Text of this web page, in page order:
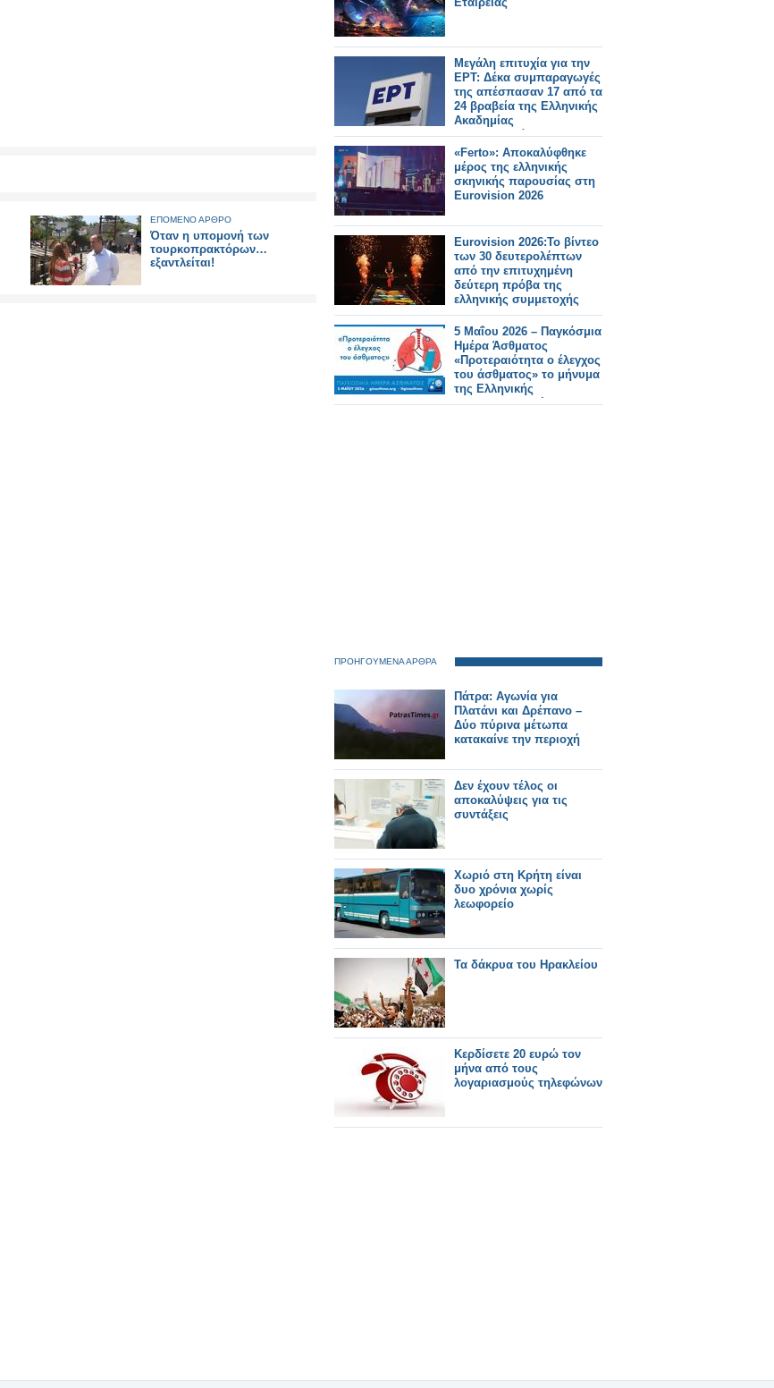
ΕΠΟΜΕΝΟ ΑΡΘΡΟ
Όταν η υπομονή των
τουρκοπρακτόρων…
εξαντλείται!
Μεγάλη επιτυχία για την
ΕΡΤ: Δέκα συμπαραγωγές
της απέσπασαν 17 από τα
24 βραβεία της Ελληνικής
Ακαδημίας
Κινηματογράφου
«Ferto»: Αποκαλύφθηκε
μέρος της ελληνικής
σκηνικής παρουσίας στη
Eurovision 2026
Eurovision 2026:Το βίντεο
των 30 δευτερολέπτων
από την επιτυχημένη
δεύτερη πρόβα της
ελληνικής συμμετοχής
5 Μαΐου 2026 – Παγκόσμια
Ημέρα Άσθματος
«Προτεραιότητα ο έλεγχος
του άσθματος» το μήνυμα
της Ελληνικής
Πνευμονολογικής
ΠΡΟΗΓΟΥΜΕΝΑ ΑΡΘΡΑ
Πάτρα: Αγωνία για
Πλατάνι και Δρέπανο –
Δύο πύρινα μέτωπα
κατακαίνε την περιοχή
Δεν έχουν τέλος οι
αποκαλύψεις για τις
συντάξεις
Χωριό στη Κρήτη είναι
δυο χρόνια χωρίς
λεωφορείο
Τα δάκρυα του Ηρακλείου
Κερδίσετε 20 ευρώ τον
μήνα από τους
λογαριασμούς τηλεφώνων